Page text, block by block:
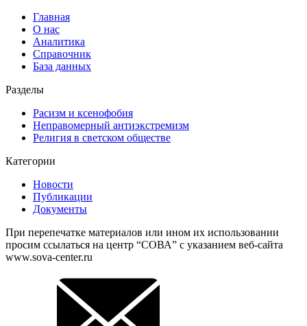
Главная
О нас
Аналитика
Справочник
База данных
Разделы
Расизм и ксенофобия
Неправомерный антиэкстремизм
Религия в светском обществе
Категории
Новости
Публикации
Документы
При перепечатке материалов или ином их использовании
просим ссылаться на центр “СОВА” с указанием веб-сайта
www.sova-center.ru